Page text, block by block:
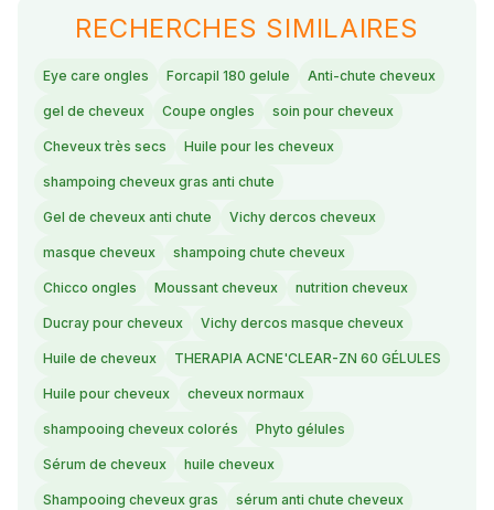
RECHERCHES SIMILAIRES
Eye care ongles Forcapil 180 gelule Anti-chute cheveux
gel de cheveux Coupe ongles soin pour cheveux
Cheveux très secs Huile pour les cheveux
shampoing cheveux gras anti chute
Gel de cheveux anti chute Vichy dercos cheveux
masque cheveux shampoing chute cheveux
Chicco ongles Moussant cheveux nutrition cheveux
Ducray pour cheveux Vichy dercos masque cheveux
Huile de cheveux THERAPIA ACNE'CLEAR-ZN 60 GÉLULES
Huile pour cheveux cheveux normaux
shampooing cheveux colorés Phyto gélules
Sérum de cheveux huile cheveux
Shampooing cheveux gras sérum anti chute cheveux